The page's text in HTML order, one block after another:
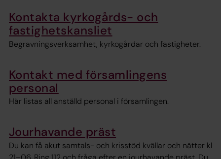
Kontakta kyrkogårds- och
fastighetskansliet
Begravningsverksamhet, kyrkogårdar och fastigheter.
Kontakt med församlingens
personal
Här listas all anställd personal i församlingen.
Jourhavande präst
Du kan få akut samtals- och krisstöd kvällar och nätter kl